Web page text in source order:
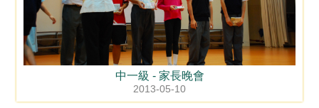
中一級 - 家長晚會
2013-05-10